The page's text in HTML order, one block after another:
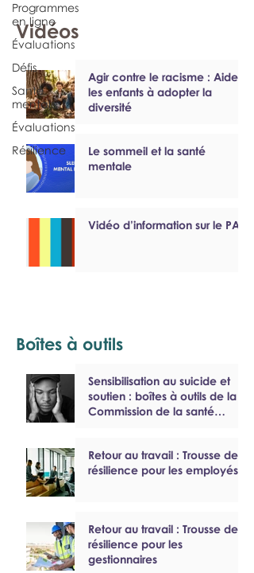
Programmes
en ligne
Évaluations
Défis
Santé
mentale
Évaluations
Résilience
Vidéos
Agir contre le racisme : Aider
les enfants à adopter la
diversité
Le sommeil et la santé
mentale
Vidéo d’information sur le PAEF
Boîtes à outils
Sensibilisation au suicide et
soutien : boîtes à outils de la
Commission de la santé
Retour au travail : Trousse de
résilience pour les employés
Retour au travail : Trousse de
résilience pour les
gestionnaires